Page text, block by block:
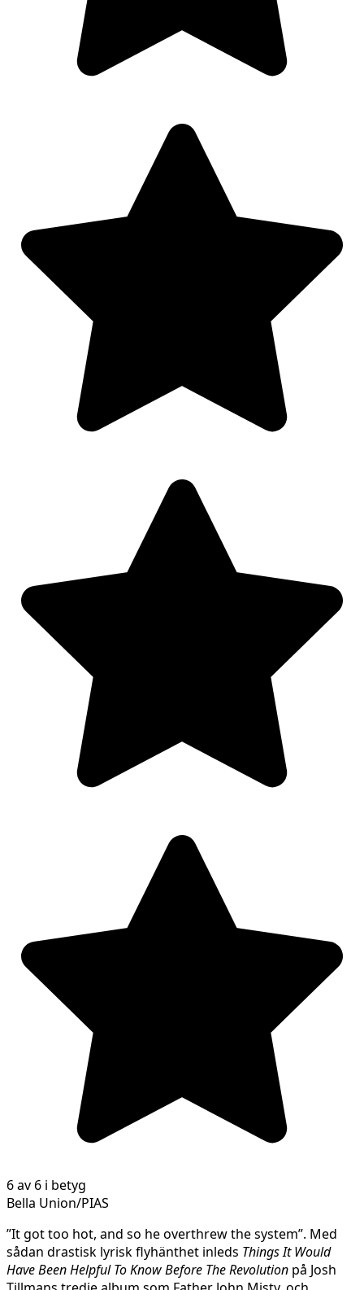
6 av 6 i betyg
Bella Union/PIAS
”It got too hot, and so he overthrew the system”. Med
sådan drastisk lyrisk flyhänthet inleds Things It Would
Have Been Helpful To Know Before The Revolution på Josh